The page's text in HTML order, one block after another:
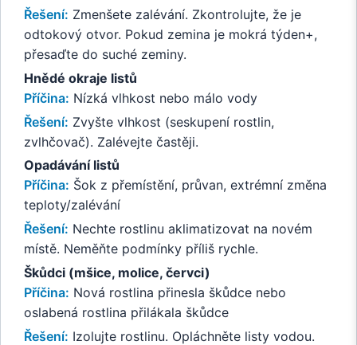
Řešení: Zmenšete zalévání. Zkontrolujte, že je
odtokový otvor. Pokud zemina je mokrá týden+,
přesaďte do suché zeminy.
Hnědé okraje listů
Příčina: Nízká vlhkost nebo málo vody
Řešení: Zvyšte vlhkost (seskupení rostlin,
zvlhčovač). Zalévejte častěji.
Opadávání listů
Příčina: Šok z přemístění, průvan, extrémní změna
teploty/zalévání
Řešení: Nechte rostlinu aklimatizovat na novém
místě. Neměňte podmínky příliš rychle.
Škůdci (mšice, molice, červci)
Příčina: Nová rostlina přinesla škůdce nebo
oslabená rostlina přilákala škůdce
Řešení: Izolujte rostlinu. Opláchněte listy vodou.